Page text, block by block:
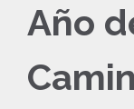
Año